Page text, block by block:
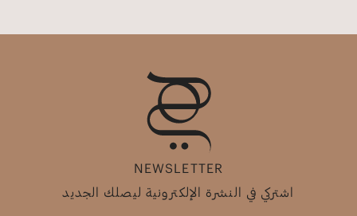
NEWSLETTER
اشتركي في النشرة الإلكترونية ليصلك الجديد